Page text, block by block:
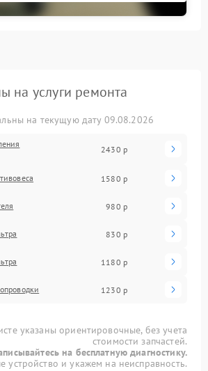
на услуги ремонта
на текущую дату 09.08.2026
2430 р
1580 р
980 р
830 р
1180 р
1230 р
указаны ориентировочные, без учета
стоимости запчастей.
на бесплатную диагностику.
и укажем на неисправность.